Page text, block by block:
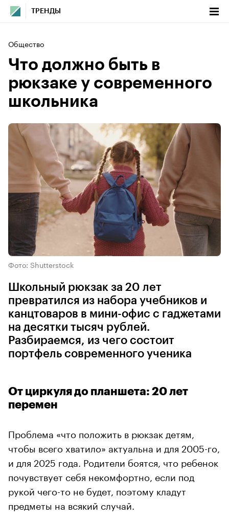
ТРЕНДЫ
Общество
Что должно быть в
рюкзаке у современного
школьника
Фото: Shutterstock
Школьный рюкзак за 20 лет
превратился из набора учебников и
канцтоваров в мини-офис с гаджетами
на десятки тысяч рублей.
Разбираемся, из чего состоит
портфель современного ученика
От циркуля до планшета: 20 лет
перемен
Проблема «что положить в рюкзак детям,
чтобы всего хватило» актуальна и для 2005-го,
и для 2025 года. Родители боятся, что ребенок
почувствует себя некомфортно, если под
рукой чего-то не будет, поэтому кладут
предметы на всякий случай.